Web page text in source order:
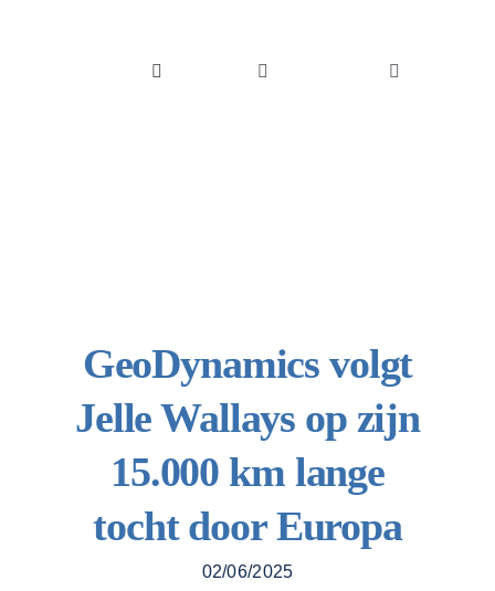
Toggle
Toggle
Blog
Jobs
GeoDynamics volgt
Jelle Wallays op zijn
15.000 km lange
tocht door Europa
02/06/2025